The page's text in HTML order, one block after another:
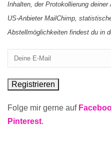
Inhalten, der Protokollierung
US-Anbieter MailChimp,
Abstellmöglichkeiten findest du in
Folge mir gerne auf
Pinterest.